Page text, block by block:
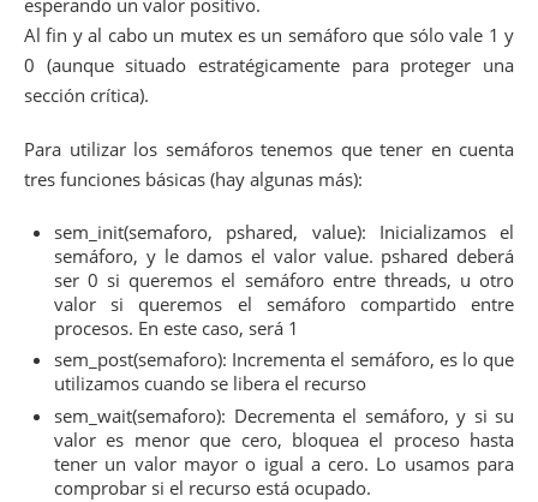
Al fin y al cabo un mutex es un semáforo que sólo vale 1 y
0 (aunque situado estratégicamente para proteger una
sección crítica).
Para utilizar los semáforos tenemos que tener en cuenta
tres funciones básicas (hay algunas más):
sem_init(semaforo, pshared, value): Inicializamos el
semáforo, y le damos el valor value. pshared deberá
ser 0 si queremos el semáforo entre threads, u otro
valor si queremos el semáforo compartido entre
procesos. En este caso, será 1
sem_post(semaforo): Incrementa el semáforo, es lo que
utilizamos cuando se libera el recurso
sem_wait(semaforo): Decrementa el semáforo, y si su
valor es menor que cero, bloquea el proceso hasta
tener un valor mayor o igual a cero. Lo usamos para
comprobar si el recurso está ocupado.